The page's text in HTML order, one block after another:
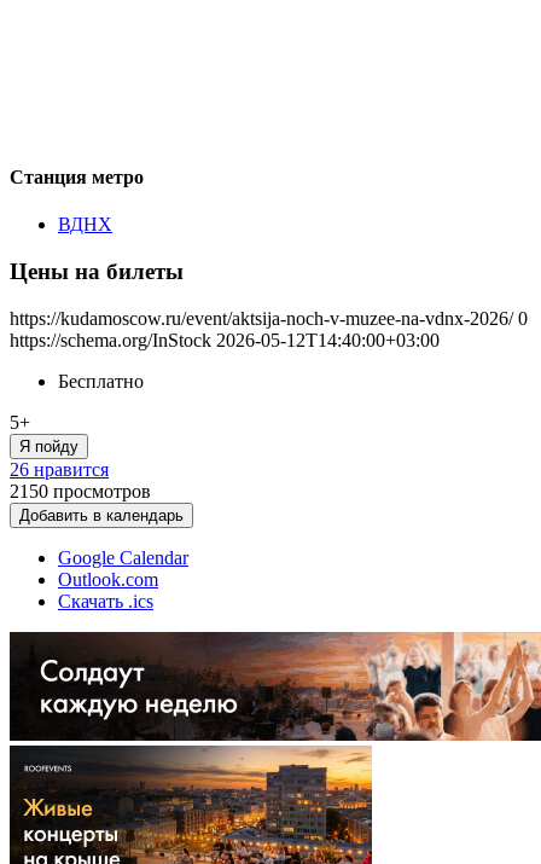
Станция метро
ВДНХ
Цены на билеты
https://kudamoscow.ru/event/aktsija-noch-v-muzee-na-vdnx-2026/ 0
https://schema.org/InStock 2026-05-12T14:40:00+03:00
Бесплатно
5+
Я пойду
26 нравится
2150 просмотров
Добавить в календарь
Google Calendar
Outlook.com
Скачать .ics